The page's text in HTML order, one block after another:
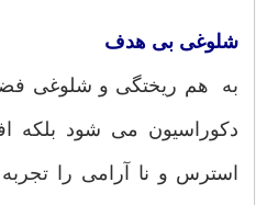
شلوغی بی هدف
به هم ریختگی و شلوغی
دکوراسیون می شود بلکه
استرس و نا آرامی را